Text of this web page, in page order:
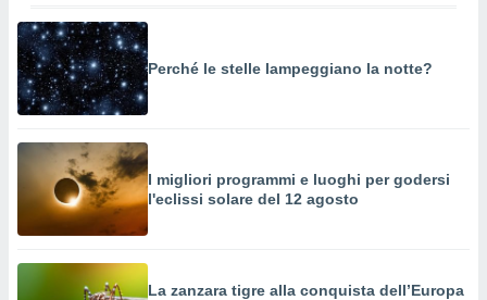
Perché le stelle lampeggiano la notte?
I migliori programmi e luoghi per godersi
l'eclissi solare del 12 agosto
La zanzara tigre alla conquista dell’Europa